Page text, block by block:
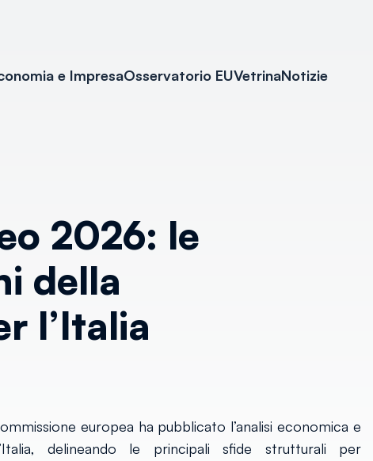
e ImpresaOsservatorio EUVetrinaNotizie
2026: le
della
l’Italia
europea ha pubblicato l’analisi economica e
delineando le principali sfide strutturali per